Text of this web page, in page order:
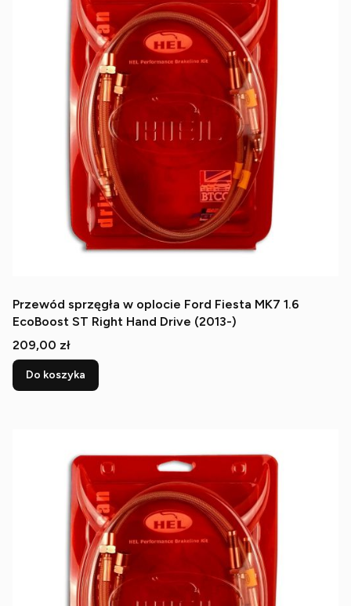
Przewód sprzęgła w oplocie Ford Fiesta MK7 1.6
EcoBoost ST Right Hand Drive (2013-)
Cena
209,00 zł
Do koszyka